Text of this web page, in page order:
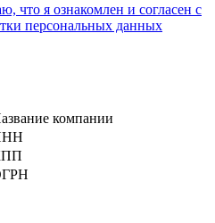
что я ознакомлен и согласен с
персональных данных
компании